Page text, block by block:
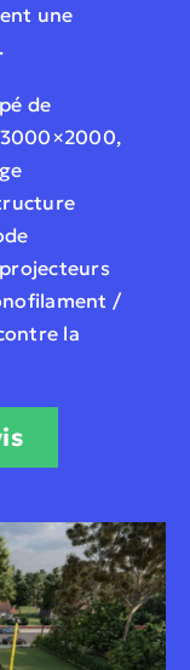
une
de
3000×2000,
/
la